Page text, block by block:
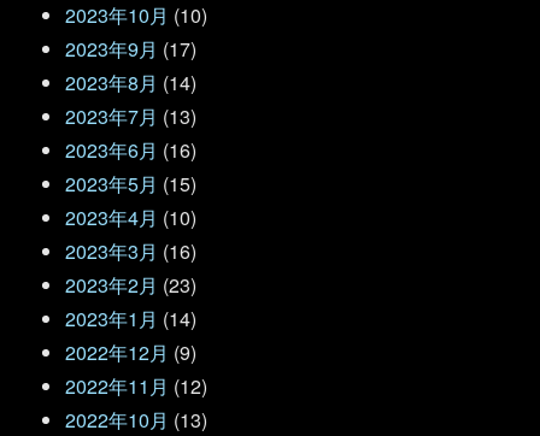
2023年10月 (10)
2023年9月 (17)
2023年8月 (14)
2023年7月 (13)
2023年6月 (16)
2023年5月 (15)
2023年4月 (10)
2023年3月 (16)
2023年2月 (23)
2023年1月 (14)
2022年12月 (9)
2022年11月 (12)
2022年10月 (13)